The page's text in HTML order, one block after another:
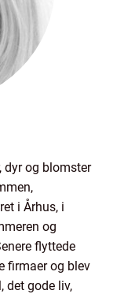
dyr og blomster
i Århus, i
og
flyttede
firmaer og blev
det gode liv,